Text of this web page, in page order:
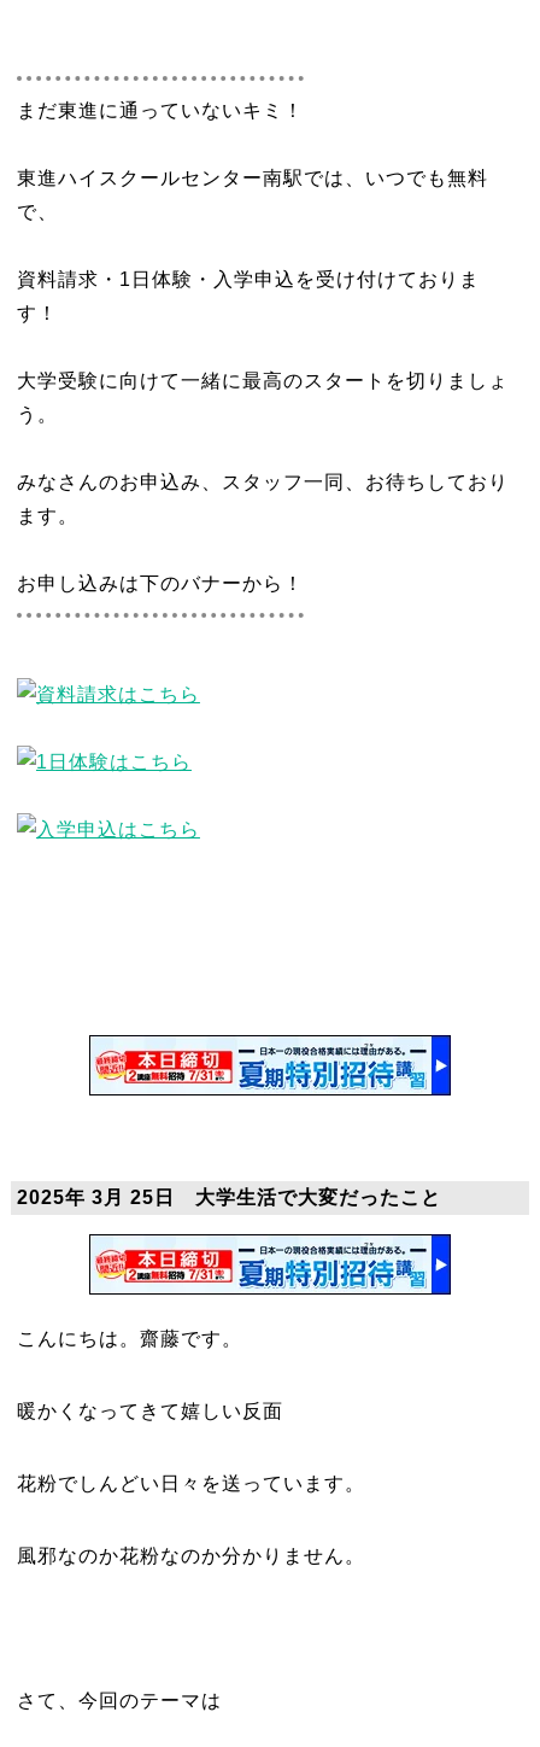
まだ東進に通っていないキミ！
東進ハイスクールセンター南駅では、いつでも無料
で、
資料請求・1日体験・入学申込を受け付けておりま
す！
大学受験に向けて一緒に最高のスタートを切りましょ
う。
みなさんのお申込み、スタッフ一同、お待ちしており
ます。
お申し込みは下のバナーから！
2025年 3月 25日 大学生活で大変だったこと
こんにちは。齋藤です。
暖かくなってきて嬉しい反面
花粉でしんどい日々を送っています。
風邪なのか花粉なのか分かりません。
さて、今回のテーマは